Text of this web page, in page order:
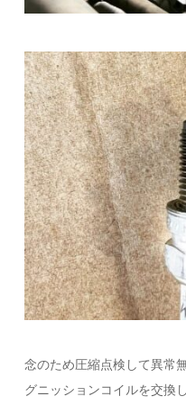
念のため圧縮点検して異常
グニッションコイルを交換